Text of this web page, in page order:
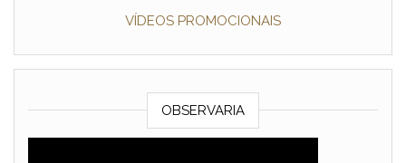
VÍDEOS PROMOCIONAIS
OBSERVARIA